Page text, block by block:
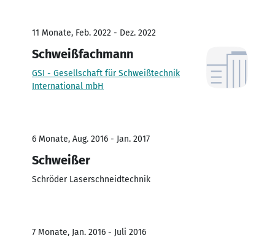
11 Monate, Feb. 2022 - Dez. 2022
Schweißfachmann
GSI - Gesellschaft für Schweißtechnik
International mbH
6 Monate, Aug. 2016 - Jan. 2017
Schweißer
Schröder Laserschneidtechnik
7 Monate, Jan. 2016 - Juli 2016